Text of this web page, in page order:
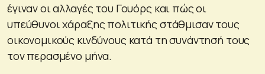
έγιναν οι αλλαγές του Γουόρς και πώς οι
υπεύθυνοι χάραξης πολιτικής στάθμισαν τους
οικονομικούς κινδύνους κατά τη συνάντησή τους
τον περασμένο μήνα.